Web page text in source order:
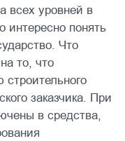
всех уровней в
интересно понять
Что
то, что
заказчика. При
в средства,